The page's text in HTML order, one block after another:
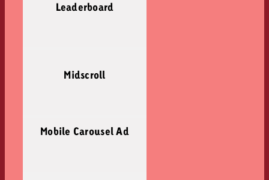
Leaderboard
Midscroll
Mobile Carousel Ad